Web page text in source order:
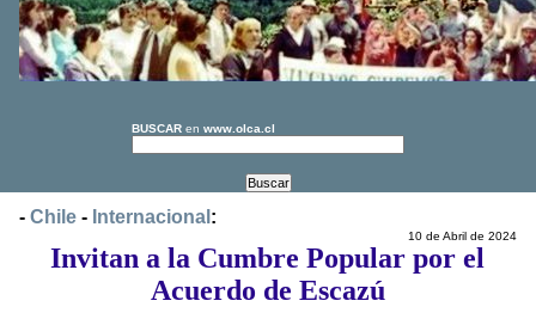
BUSCAR en www.olca.cl
- Chile - Internacional :
10 de Abril de 2024
Invitan a la Cumbre Popular por el
Acuerdo de Escazú